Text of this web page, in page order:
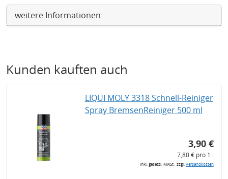
weitere Informationen
Kunden kauften auch
LIQUI MOLY 3318 Schnell-Reiniger
Spray BremsenReiniger 500 ml
3,90 €
7,80 € pro 1 l
inkl. gesetzl. MwSt., zzgl.Versandkosten